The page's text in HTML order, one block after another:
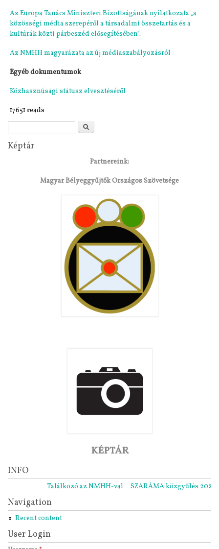
Az Európa Tanács Miniszteri Bizottságának nyilatkozata „a
közösségi média szerepéről a társadalmi összetartás és a
kultúrák közti párbeszéd elősegítésében”.
Az NMHH magyarázata az új médiaszabályozásról
Egyéb dokumentumok
Közhasznúsági státusz elvesztéséről
17651 reads
Search
Képtár
Partnereink:
Magyar Bélyeggyűjtők Országos Szövetsége
KÉPTÁR
INFO
Találkozó az NMHH-val SZARÁMA közgyűlés
Navigation
Recent content
User Login